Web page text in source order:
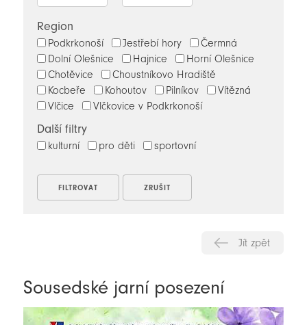
Region
Podkrkonoší Jestřebí hory
Čermná
Dolní Olešnice
Hajnice
Horní Olešnice
Chotěvice
Choustníkovo Hradiště
Kocbeře
Kohoutov Pilníkov
Vítězná
Vlčice
Vlčkovice v Podkrkonoší
Další filtry
kulturní pro děti sportovní
Jít zpět
Sousedské jarní posezení